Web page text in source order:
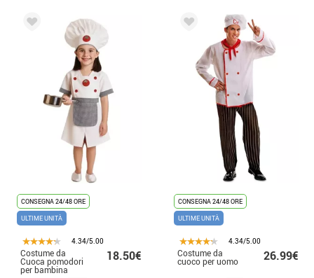
CONSEGNA 24/48 ORE
ULTIME UNITÀ
4.34/5.00
Costume da
Cuoca pomodori
per bambina
18.50€
CONSEGNA 24/48 ORE
ULTIME UNITÀ
4.34/5.00
Costume da
cuoco per uomo 26.99€